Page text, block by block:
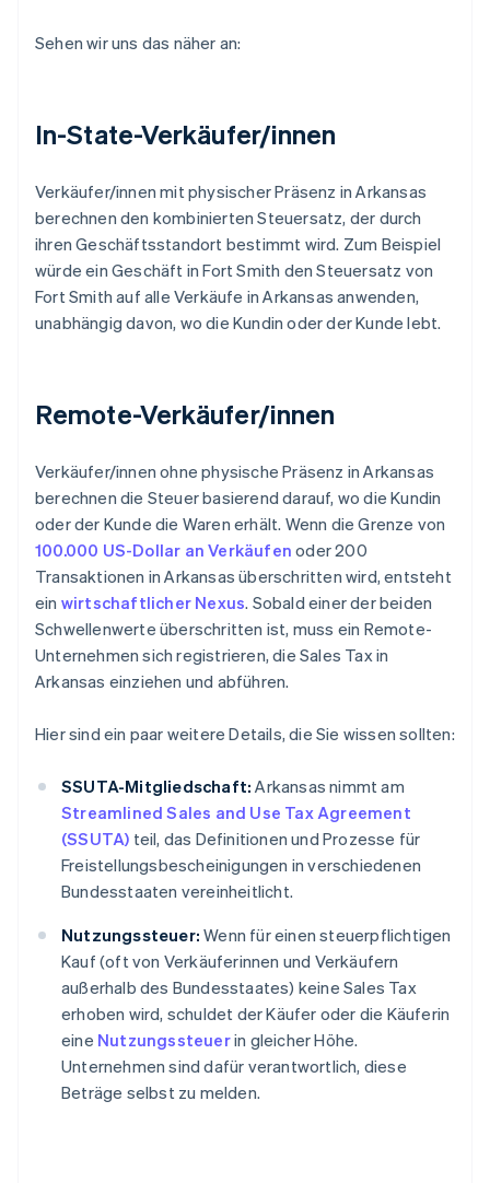
Sehen wir uns das näher an:
In-State-Verkäufer/innen
Verkäufer/innen mit physischer Präsenz in Arkansas
berechnen den kombinierten Steuersatz, der durch
ihren Geschäftsstandort bestimmt wird. Zum Beispiel
würde ein Geschäft in Fort Smith den Steuersatz von
Fort Smith auf alle Verkäufe in Arkansas anwenden,
unabhängig davon, wo die Kundin oder der Kunde lebt.
Remote-Verkäufer/innen
Verkäufer/innen ohne physische Präsenz in Arkansas
berechnen die Steuer basierend darauf, wo die Kundin
oder der Kunde die Waren erhält. Wenn die Grenze von
100.000 US-Dollar an Verkäufen oder 200
Transaktionen in Arkansas überschritten wird, entsteht
ein wirtschaftlicher Nexus. Sobald einer der beiden
Schwellenwerte überschritten ist, muss ein Remote-
Unternehmen sich registrieren, die Sales Tax in
Arkansas einziehen und abführen.
Hier sind ein paar weitere Details, die Sie wissen sollten:
SSUTA-Mitgliedschaft: Arkansas nimmt am
Streamlined Sales and Use Tax Agreement
(SSUTA) teil, das Definitionen und Prozesse für
Freistellungsbescheinigungen in verschiedenen
Bundesstaaten vereinheitlicht.
Nutzungssteuer: Wenn für einen steuerpflichtigen
Kauf (oft von Verkäuferinnen und Verkäufern
außerhalb des Bundesstaates) keine Sales Tax
erhoben wird, schuldet der Käufer oder die Käuferin
eine Nutzungssteuerin gleicher Höhe.
Unternehmen sind dafür verantwortlich, diese
Beträge selbst zu melden.